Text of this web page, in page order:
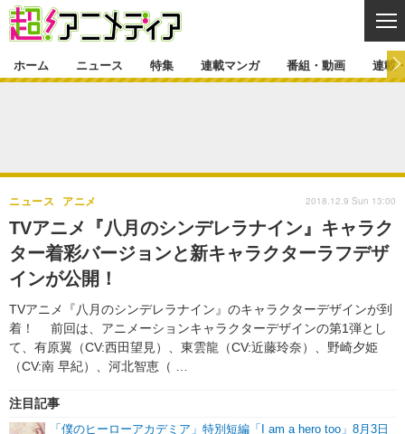
ゲーム・アプリ マンガ
グッズ イベント
声優
舞台 新帝スタ
特集一覧 カバー
ラキりす
連載マンガ
連載マンガ一覧
番組・動画一覧 ラジオ
動画
連載・ブログ
連載・ブログ一覧
編集部ブログ・お知らせ
ホーム ニュース 特集 連載マンガ 番組・動画 連載
TVアニメ『八月のシンデレラナイン』キャラク
ター着彩バージョンと新キャラクターラフデザ
インが公開！
TVアニメ『八月のシンデレラナイン』のキャラクターデザインが到
着！ 前回は、アニメーションキャラクターデザインの第1弾とし
て、有原翼（CV:西田望見）、東雲龍（CV:近藤玲奈）、野崎夕姫
（CV:南 早紀）、河北智恵（ …
ニュース アニメ
注目記事
「僕のヒーローアカデミア」特別短編「I am a hero too」8月3日
2018.12.9 Sun 13:00